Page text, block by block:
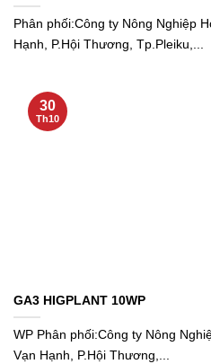
Phân phối:Công ty Nông Nghiệp
Hạnh, P.Hội Thương, Tp.Pleiku,...
GA3 HIGPLANT 10WP
WP Phân phối:Công ty Nông
Vạn Hạnh, P.Hội Thương,...
30
Th10